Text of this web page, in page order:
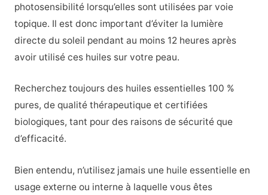
photosensibilité lorsqu’elles sont utilisées par voie
topique. Il est donc important d’éviter la lumière
directe du soleil pendant au moins 12 heures après
avoir utilisé ces huiles sur votre peau.
Recherchez toujours des huiles essentielles 100 %
pures, de qualité thérapeutique et certifiées
biologiques, tant pour des raisons de sécurité que
d’efficacité.
Bien entendu, n’utilisez jamais une huile essentielle en
usage externe ou interne à laquelle vous êtes